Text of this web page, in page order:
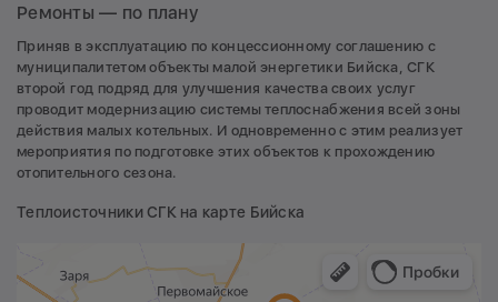
Ремонты — по плану
Приняв в эксплуатацию по концессионному соглашению с
муниципалитетом объекты малой энергетики Бийска, СГК
второй год подряд для улучшения качества своих услуг
проводит модернизацию системы теплоснабжения всей зоны
действия малых котельных. И одновременно с этим реализует
мероприятия по подготовке этих объектов к прохождению
отопительного сезона.
Теплоисточники СГК на карте Бийска